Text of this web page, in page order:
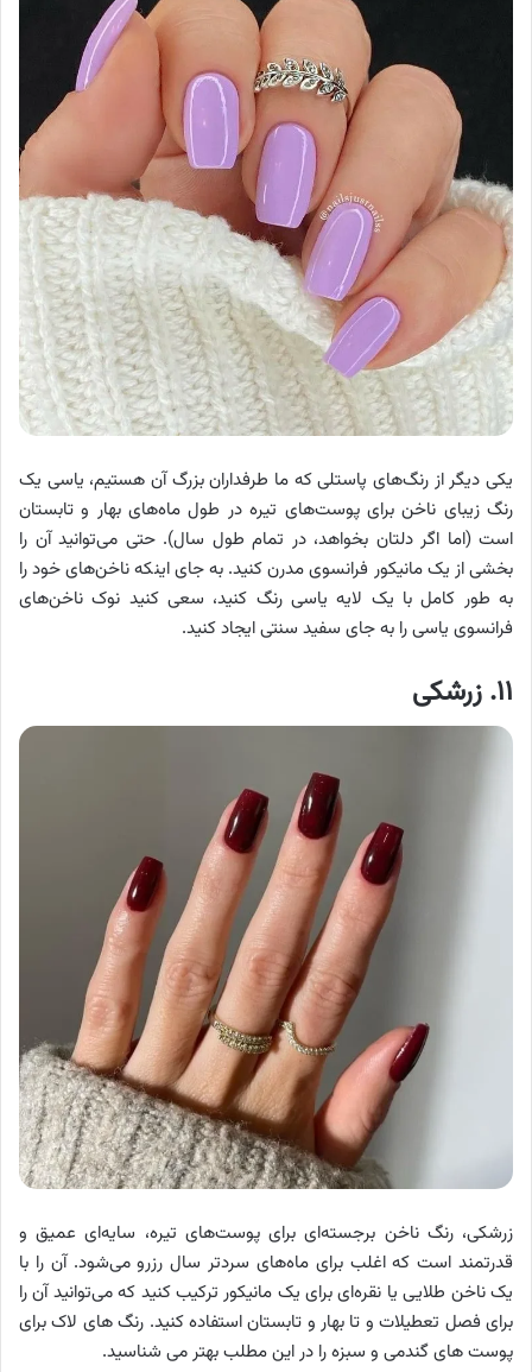
یکی دیگر از رنگ‌های پاستلی که ما طرفداران بزرگ آن هستیم، یاسی یک
رنگ زیبای ناخن برای پوست‌های تیره در طول ماه‌های بهار و تابستان
است (اما اگر دلتان بخواهد، در تمام طول سال). حتی می‌توانید آن را
بخشی از یک مانیکور فرانسوی مدرن کنید. به جای اینکه ناخن‌های خود را
به طور کامل با یک لایه یاسی رنگ کنید، سعی کنید نوک ناخن‌های
فرانسوی یاسی را به جای سفید سنتی ایجاد کنید.
۱۱. زرشکی
زرشکی، رنگ ناخن برجسته‌ای برای پوست‌های تیره، سایه‌ای عمیق و
قدرتمند است که اغلب برای ماه‌های سردتر سال رزرو می‌شود. آن را با
یک ناخن طلایی یا نقره‌ای برای یک مانیکور ترکیب کنید که می‌توانید آن را
برای فصل تعطیلات و تا بهار و تابستان استفاده کنید. رنگ های لاک برای
پوست های گندمی و سبزه را در این مطلب بهتر می شناسید.